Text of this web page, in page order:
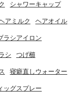
シャワーキャップ
アミルク ヘアオイル
ラシアイロン
シ つげ櫛
寝癖直しウォーター
ッグスプレー